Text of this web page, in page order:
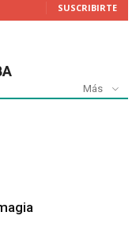
SUSCRIBIRTE
Más